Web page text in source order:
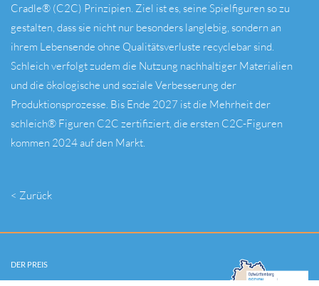
Cradle® (C2C) Prinzipien. Ziel ist es, seine Spielfiguren so zu
gestalten, dass sie nicht nur besonders langlebig, sondern an
ihrem Lebensende ohne Qualitätsverluste recyclebar sind.
Schleich verfolgt zudem die Nutzung nachhaltiger Materialien
und die ökologische und soziale Verbesserung der
Produktionsprozesse. Bis Ende 2027 ist die Mehrheit der
schleich® Figuren C2C zertifiziert, die ersten C2C-Figuren
kommen 2024 auf den Markt.
< Zurück
DER PREIS